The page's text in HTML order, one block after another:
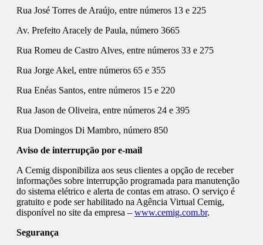
Rua José Torres de Araújo, entre números 13 e 225
Av. Prefeito Aracely de Paula, número 3665
Rua Romeu de Castro Alves, entre números 33 e 275
Rua Jorge Akel, entre números 65 e 355
Rua Enéas Santos, entre números 15 e 220
Rua Jason de Oliveira, entre números 24 e 395
Rua Domingos Di Mambro, número 850
Aviso de interrupção por e-mail
A Cemig disponibiliza aos seus clientes a opção de receber
informações sobre interrupção programada para manutenção
do sistema elétrico e alerta de contas em atraso. O serviço é
gratuito e pode ser habilitado na Agência Virtual Cemig,
disponível no site da empresa – www.cemig.com.br.
Segurança